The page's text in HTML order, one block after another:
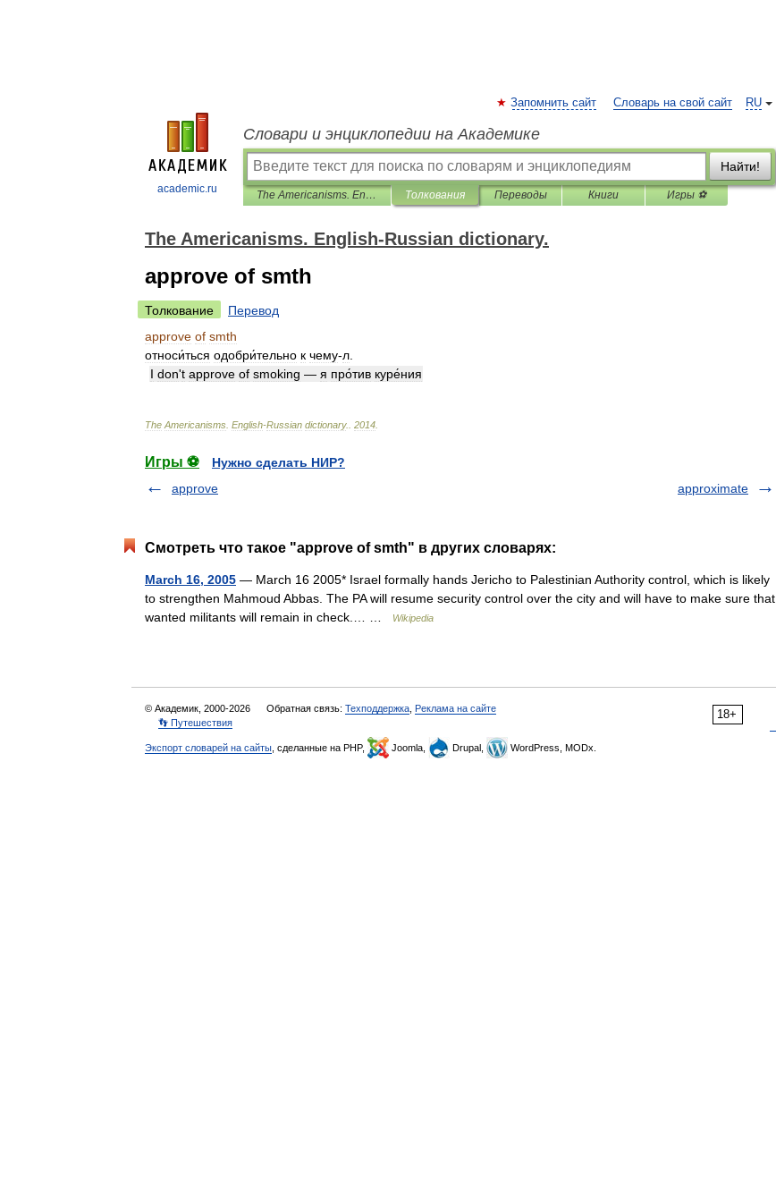
academic.ru
RU
Запомнить сайт Словарь на свой сайт
Словари и энциклопедии на Академике
Найти!
The Americanisms. English-Russian dictionary. Толкования Переводы Книги Игры ⚽
The Americanisms. English-Russian dictionary.
approve of smth
Толкование
Перевод
approve of smth
относи́ться одобри́тельно к чему-л
I don't approve of smoking — я про́тив куре́ния
The Americanisms English-Russian dictionary. 2014
Игры ⚽
Нужно сделать НИР?
approve
approximate
Смотреть что такое "approve of smth" в других словарях:
March 16, 2005 — March 16 2005* Israel formally hands Jericho to Palestinian Authority control, which is likely
to strengthen Mahmoud Abbas. The PA will resume security control over the city and will have to make sure that
wanted militants will remain in check.… …
Wikipedia
18+
© Академик, 2000-2026 Обратная связь: Техподдержка Реклама на сайте
👣 Путешествия
Экспорт словарей на сайты , сделанные на PHP, Joomla, Drupal, WordPress, MODx.